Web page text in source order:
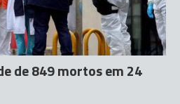
de 849 mortos em 24